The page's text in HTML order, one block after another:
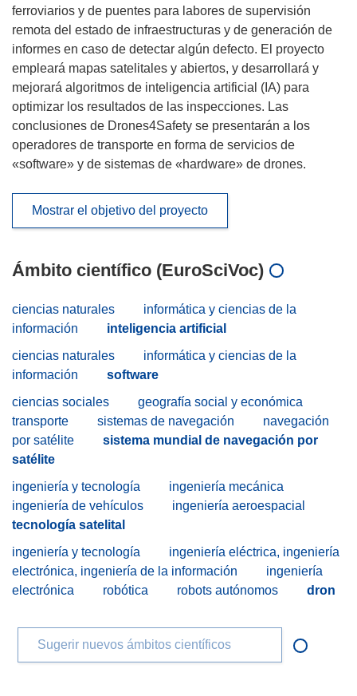
ferroviarios y de puentes para labores de supervisión
remota del estado de infraestructuras y de generación de
informes en caso de detectar algún defecto. El proyecto
empleará mapas satelitales y abiertos, y desarrollará y
mejorará algoritmos de inteligencia artificial (IA) para
optimizar los resultados de las inspecciones. Las
conclusiones de Drones4Safety se presentarán a los
operadores de transporte en forma de servicios de
«software» y de sistemas de «hardware» de drones.
Mostrar el objetivo del proyecto
Ámbito científico (EuroSciVoc)
ciencias naturales
informática y ciencias de la
información
inteligencia artificial
ciencias naturales
informática y ciencias de la
información
software
ciencias sociales
geografía social y económica
transporte
sistemas de navegación
navegación
por satélite
sistema mundial de navegación por
satélite
ingeniería y tecnología
ingeniería mecánica
ingeniería de vehículos
ingeniería aeroespacial
tecnología satelital
ingeniería y tecnología
ingeniería eléctrica, ingeniería
electrónica, ingeniería de la información
ingeniería
electrónica
robótica robots autónomos dron
Sugerir nuevos ámbitos científicos